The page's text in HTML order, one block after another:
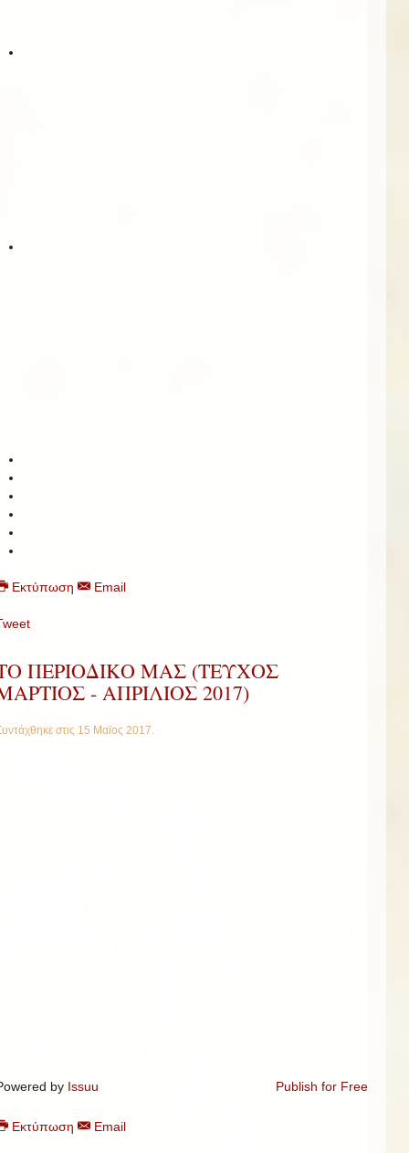
Εκτύπωση Email
ΠΕΡΙΟΔΙΚΟ ΜΑΣ (ΤΕΥΧΟΣ
- ΑΠΡΙΛΙΟΣ 2017)
στις 15 Μαϊος 2017
by Issuu Publish for Free
Εκτύπωση Email